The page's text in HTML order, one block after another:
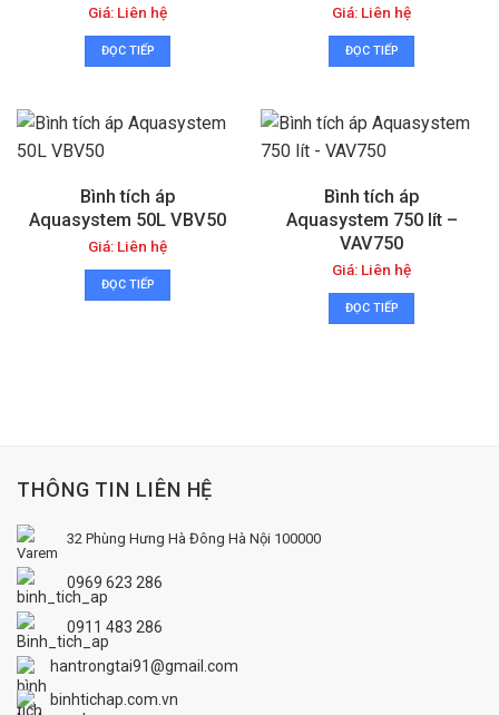
Giá: Liên hệ
ĐỌC TIẾP
Giá: Liên hệ
ĐỌC TIẾP
Bình tích áp
Aquasystem 50L VBV50
Giá: Liên hệ
ĐỌC TIẾP
Bình tích áp
Aquasystem 750 lít –
VAV750
Giá: Liên hệ
ĐỌC TIẾP
THÔNG TIN LIÊN HỆ
32 Phùng Hưng Hà Đông Hà Nội 100000
0969 623 286
0911 483 286
hantrongtai91@gmail.com
binhtichap.com.vn